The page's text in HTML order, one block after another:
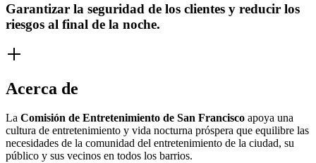
Garantizar la seguridad de los clientes y reducir los
riesgos al final de la noche.
Acerca de
La Comisión de Entretenimiento de San Francisco apoya una
cultura de entretenimiento y vida nocturna próspera que equilibre las
necesidades de la comunidad del entretenimiento de la ciudad, su
público y sus vecinos en todos los barrios.